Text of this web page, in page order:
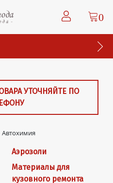
0
УТОЧНЯЙТЕ ПО
Автохимия
Аэрозоли
Материалы для
кузовного ремонта